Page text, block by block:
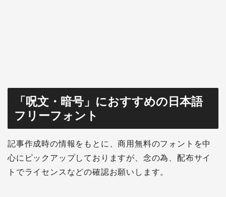
「呪文・暗号」におすすめの日本語
フリーフォント
記事作成時の情報をもとに、商用無料のフォントを中
心にピックアップしておりますが、念の為、配布サイ
トでライセンスなどの確認お願いします。